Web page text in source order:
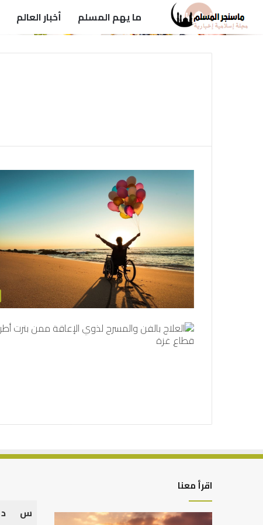
ما يهم المسلم أخبار العالم
اقرأ معنا
كيف أهم
س
د